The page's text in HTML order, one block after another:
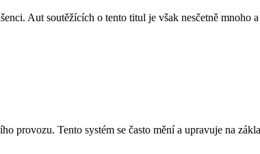
Aut soutěžících o tento titul je však nesčetně mnoho
provozu. Tento systém se často mění a upravuje na